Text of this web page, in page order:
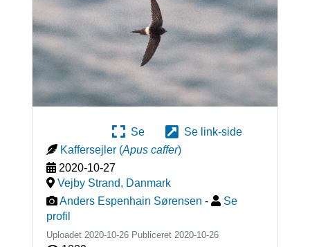
Se
Se link-side
Kaffersejler (Apus caffer)
2020-10-27
Vejby Strand, Danmark
Anders Espenhain Sørensen -
Se
profil
Uploadet 2020-10-26 Publiceret 2020-10-26